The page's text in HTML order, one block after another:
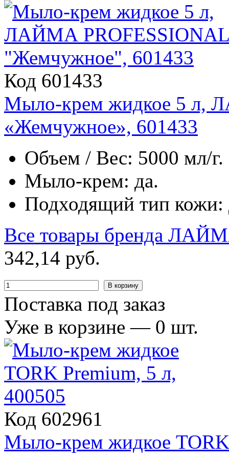
Код 601433
Мыло-крем жидкое 5 л,
«Жемчужное», 601433
Объем / Вес: 5000 мл/г.
Мыло-крем: да.
Подходящий тип кожи:
Все товары бренда
342,14 руб.
В корзину
Поставка под заказ
Уже в корзине — 0 шт.
Код 602961
Мыло-крем жидкое